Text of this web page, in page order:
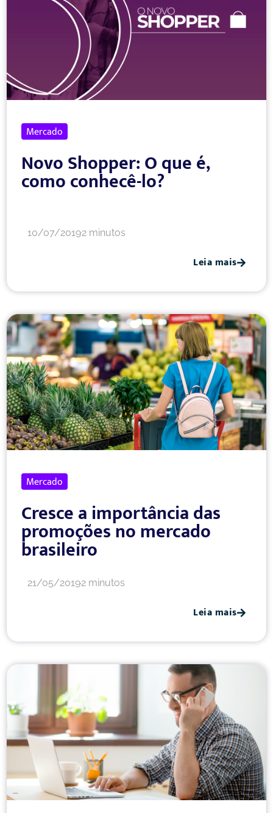
Mercado
Novo Shopper: O que é,
como conhecê-lo?
10/07/20192 minutos
Leia mais
Mercado
Cresce a importância das
promoções no mercado
brasileiro
21/05/20192 minutos
Leia mais